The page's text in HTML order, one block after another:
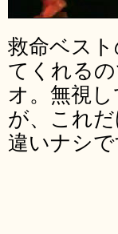
救命ベス
てくれる
オ。無視
が、これ
違いナシで